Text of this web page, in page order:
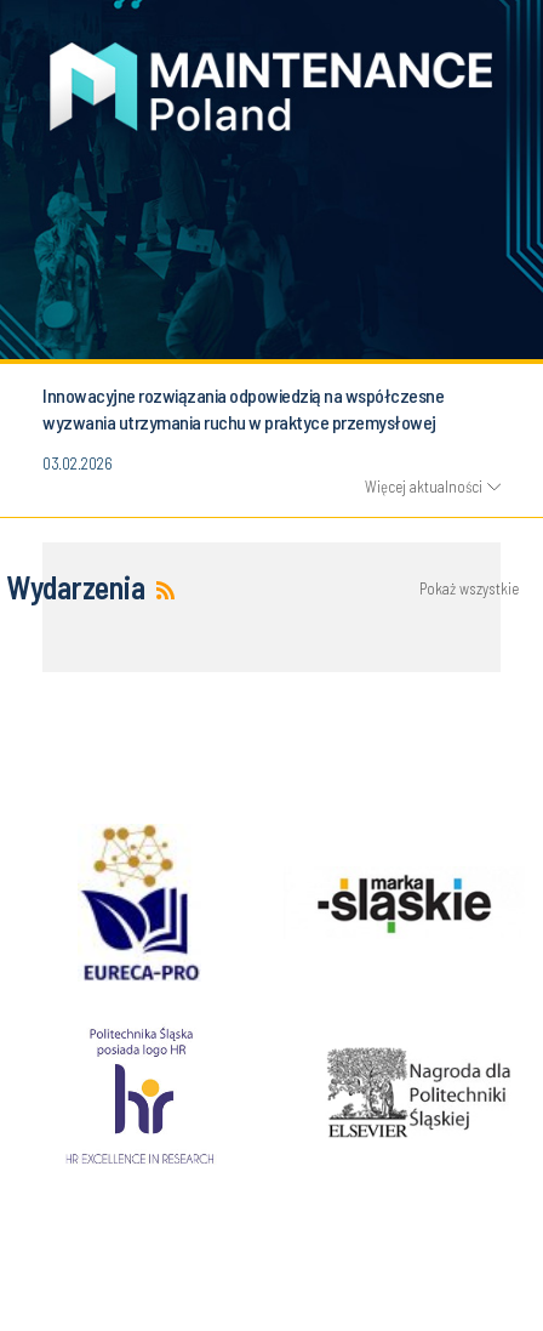
Innowacyjne rozwiązania odpowiedzią na współczesne
wyzwania utrzymania ruchu w praktyce przemysłowej
03.02.2026
Więcej aktualności
Wydarzenia Pokaż wszystkie